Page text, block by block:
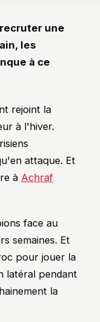
une
les
à ce
rejoint la
à l'hiver.
attaque. Et
à Achraf
face au
semaines. Et
pour jouer la
latéral pendant
la